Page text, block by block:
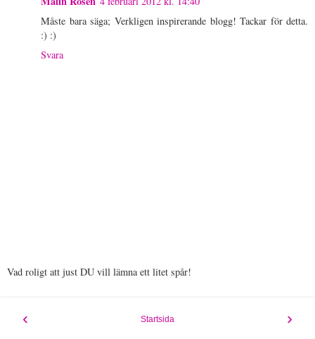
Måste bara säga; Verkligen inspirerande blogg! Tackar för detta.
:) :)
Svara
Vad roligt att just DU vill lämna ett litet spår!
‹ ›
Startsida